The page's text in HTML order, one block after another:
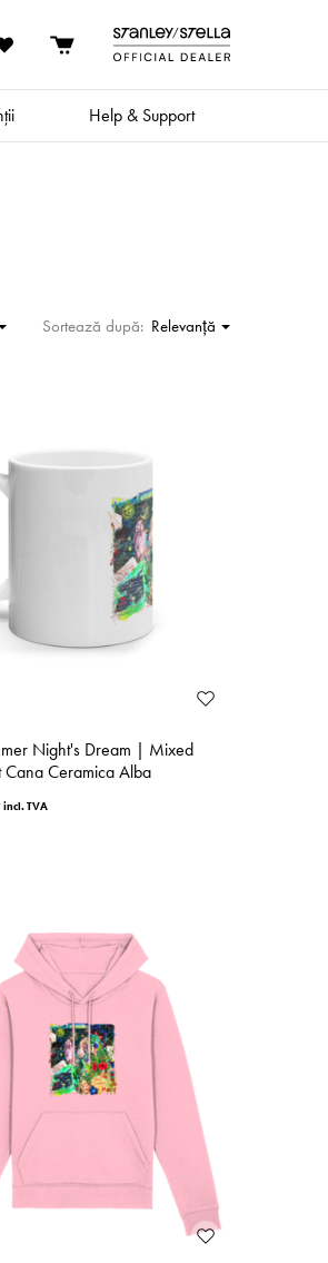
Help & Support
Sortează după: Relevanţă
Night's Dream | Mixed
Ceramica Alba